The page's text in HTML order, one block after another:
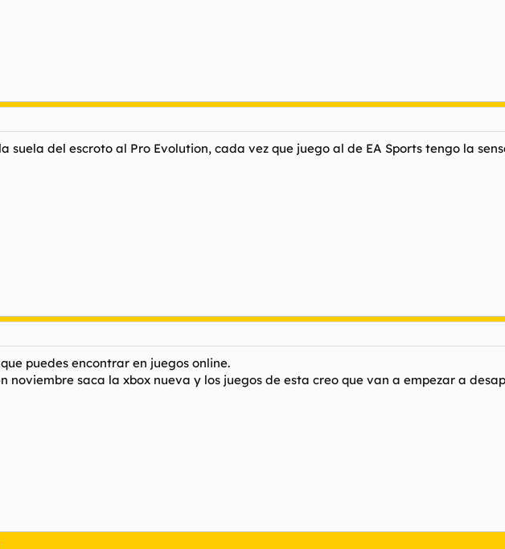
suela del escroto al Pro Evolution, cada vez que juego al de EA Sports tengo la
puedes encontrar en juegos online.
noviembre saca la xbox nueva y los juegos de esta creo que van a empezar a